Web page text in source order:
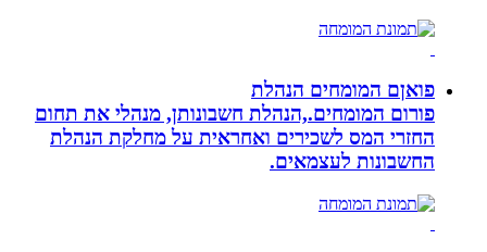
פואןם המומחים הנהלת
פורום המומחים.,הנהלת חשבונותן, מנהלי את תחום
החזרי המס לשכירים ואחראית על מחלקת הנהלת
החשבונות לעצמאים.